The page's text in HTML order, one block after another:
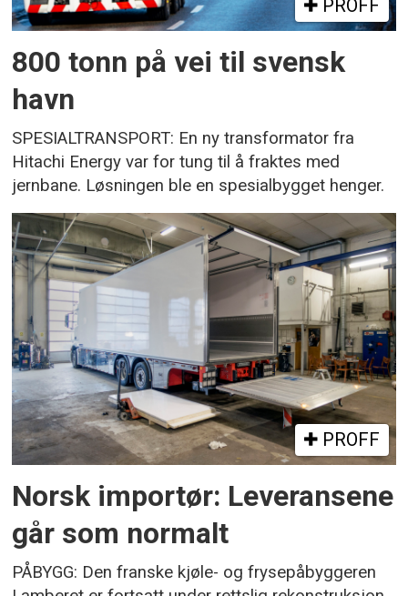
PROFF
800 tonn på vei til svensk
havn
SPESIALTRANSPORT: En ny transformator fra
Hitachi Energy var for tung til å fraktes med
jernbane. Løsningen ble en spesialbygget henger.
PROFF
Norsk importør: Leveransene
går som normalt
PÅBYGG: Den franske kjøle- og frysepåbyggeren